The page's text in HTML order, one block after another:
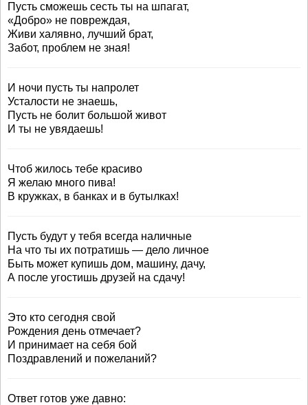
Пусть сможешь сесть ты на шпагат,
«Добро» не повреждая,
Живи халявно, лучший брат,
Забот, проблем не зная!
И ночи пусть ты напролет
Усталости не знаешь,
Пусть не болит большой живот
И ты не увядаешь!
Чтоб жилось тебе красиво
Я желаю много пива!
В кружках, в банках и в бутылках!
Пусть будут у тебя всегда наличные
На что ты их потратишь — дело личное
Быть может купишь дом, машину, дачу,
А после угостишь друзей на сдачу!
Это кто сегодня свой
Рождения день отмечает?
И принимает на себя бой
Поздравлений и пожеланий?
Ответ готов уже давно: